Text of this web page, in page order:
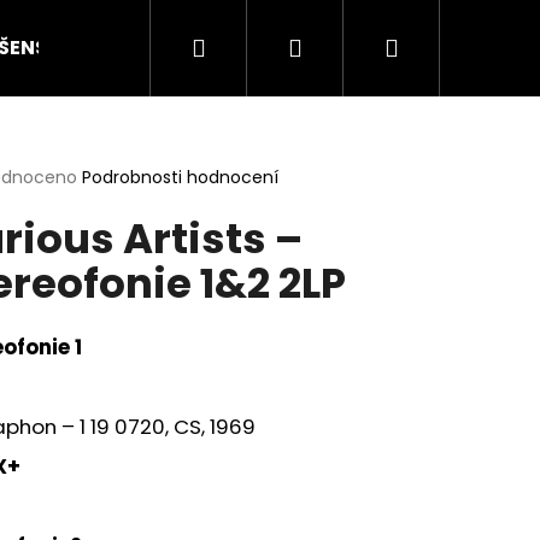
HODNOCENÍ STAVU O NÁS
Hledat PřihlášeníNákupní
Podrobnosti hodnocení
Artists ‎–
1&2 2LP
1
‎– 1 19 0720, CS, 1969